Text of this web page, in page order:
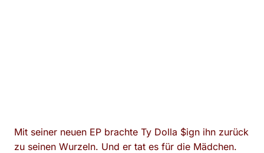
Mit seiner neuen EP brachte Ty Dolla $ign ihn zurück
zu seinen Wurzeln. Und er tat es für die Mädchen.